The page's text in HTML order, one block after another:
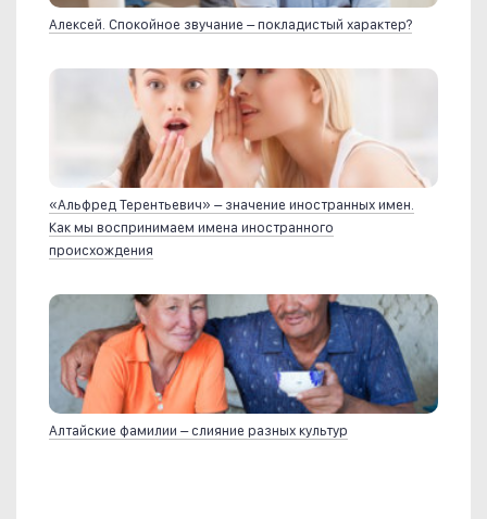
Алексей. Спокойное звучание – покладистый характер?
«Альфред Терентьевич» – значение иностранных имен.
Как мы воспринимаем имена иностранного
происхождения
Алтайские фамилии – слияние разных культур